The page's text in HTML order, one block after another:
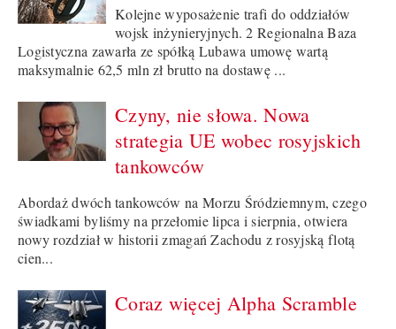
Kolejne wyposażenie trafi do oddziałów
wojsk inżynieryjnych. 2 Regionalna Baza
Logistyczna zawarła ze spółką Lubawa umowę wartą
maksymalnie 62,5 mln zł brutto na dostawę ...
Czyny, nie słowa. Nowa
strategia UE wobec rosyjskich
tankowców
Abordaż dwóch tankowców na Morzu Śródziemnym, czego
świadkami byliśmy na przełomie lipca i sierpnia, otwiera
nowy rozdział w historii zmagań Zachodu z rosyjską flotą
cien...
Coraz więcej Alpha Scramble